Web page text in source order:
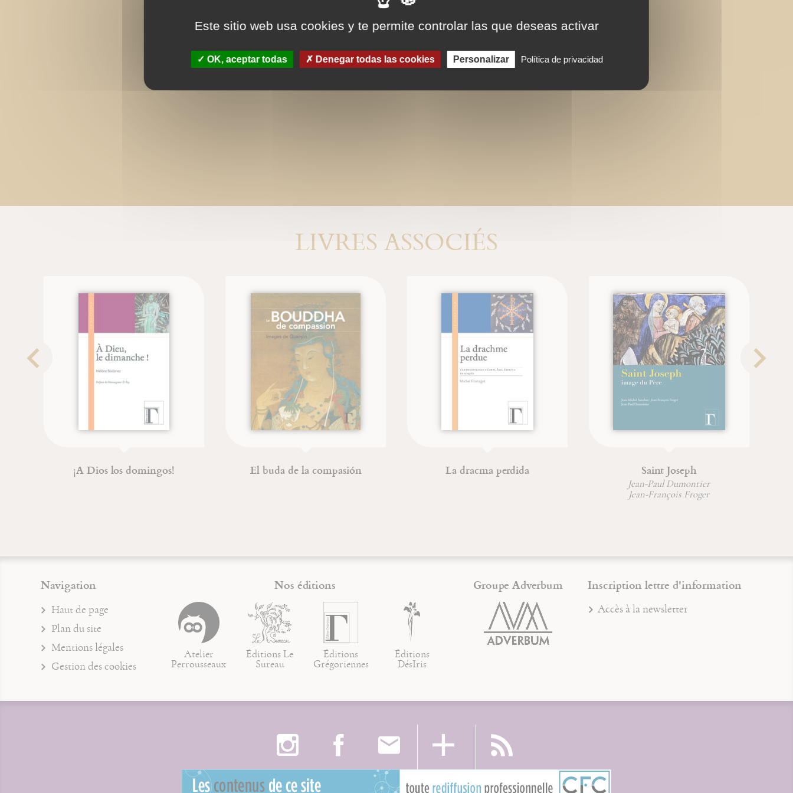
LIVRES ASSOCIÉS
¡A Dios los domingos! El buda de la compasión La dracma perdida Saint Joseph
Jean-Paul Dumontier
Jean-François Froger
Navigation
Haut de page
Plan du site
Mentions légales
Gestion des cookies
Nos éditions
Atelier
Perrousseaux
Éditions Le
Sureau
Éditions
Grégoriennes
Éditions
DésIris
Groupe Adverbum Inscription lettre d'information
Accès à la newsletter
Este sitio web usa cookies y te permite controlar las que deseas activar
OK, aceptar todas Denegar todas las cookies Personalizar Política de privacidad